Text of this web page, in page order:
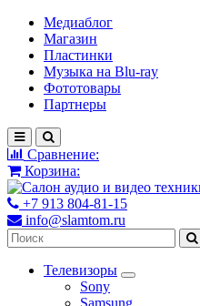
Медиаблог
Магазин
Пластинки
Музыка на Blu-ray
Фототовары
Партнеры
Сравнение:
Корзина:
+7 913 804-81-15
info@slamtom.ru
Телевизоры
Sony
Samsung